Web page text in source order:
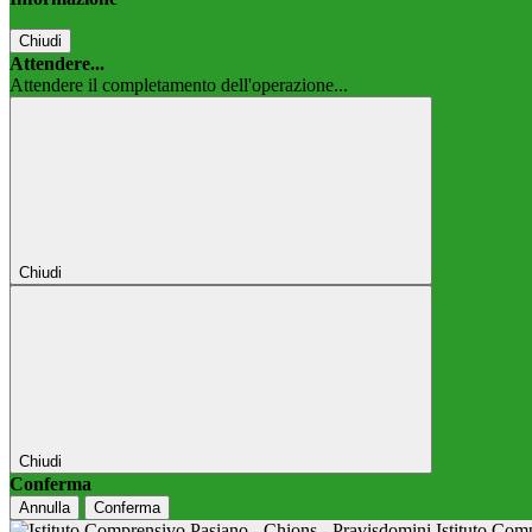
Chiudi
Attendere...
Attendere il completamento dell'operazione...
Chiudi
Chiudi
Conferma
Annulla Conferma